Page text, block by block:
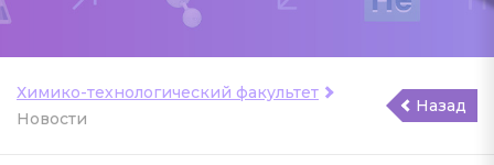
Химико-технологический факультет
Новости
Назад